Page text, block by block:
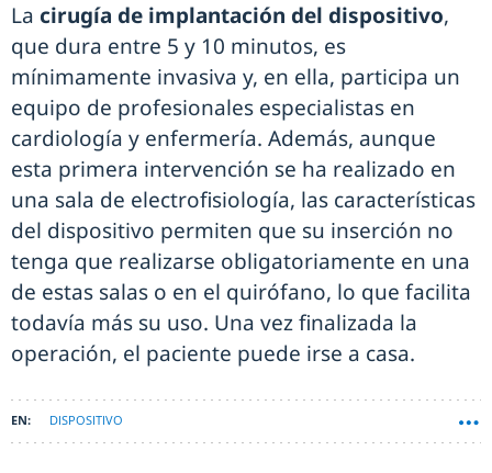
La cirugía de implantación del dispositivo,
que dura entre 5 y 10 minutos, es
mínimamente invasiva y, en ella, participa un
equipo de profesionales especialistas en
cardiología y enfermería. Además, aunque
esta primera intervención se ha realizado en
una sala de electrofisiología, las características
del dispositivo permiten que su inserción no
tenga que realizarse obligatoriamente en una
de estas salas o en el quirófano, lo que facilita
todavía más su uso. Una vez finalizada la
operación, el paciente puede irse a casa.
DISPOSITIVO